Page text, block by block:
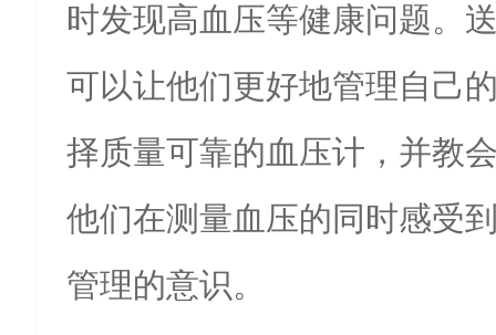
时发现高血压等健康问题。
可以让他们更好地管理自己
择质量可靠的血压计，并教
他们在测量血压的同时感受
管理的意识。